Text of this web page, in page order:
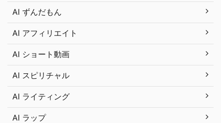
AI ずんだもん
AI アフィリエイト
AI ショート動画
AI スピリチャル
AI ライティング
AI ラップ